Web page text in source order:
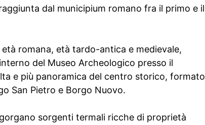
dal municipium romano fra il primo e il
romana, età tardo-antica e medievale,
del Museo Archeologico presso il
e più panoramica del centro storico, formato
San Pietro e Borgo Nuovo.
sorgenti termali ricche di proprietà